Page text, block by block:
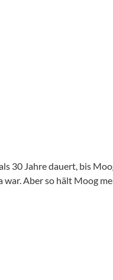
30 Jahre dauert, bis
war. Aber so hält Moog